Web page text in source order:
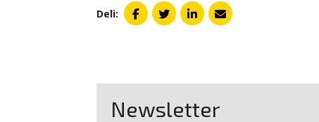
Deli:
Newsletter